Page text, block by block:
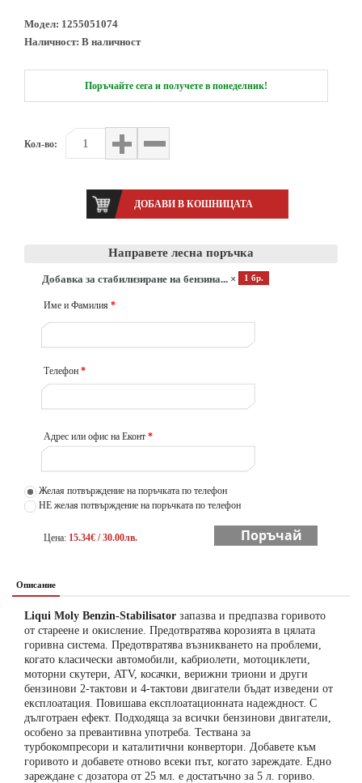
Модел: 1255051074
Наличност: В наличност
Поръчайте сега и получете в понеделник!
Кол-во:
Направете лесна поръчка
Добавка за стабилизиране на бензина... × 1 бр.
Име и Фамилия *
Телефон *
Адрес или офис на Еконт *
Желая потвърждение на поръчката по телефон
НЕ желая потвърждение на поръчката по телефон
Цена: 15.34€ / 30.00лв. Поръчай
Описание
Liqui Moly Benzin-Stabilisator запазва и предпазва горивото
от стареене и окисление. Предотвратява корозията в цялата
горивна система. Предотвратява възникването на проблеми,
когато класически автомобили, кабриолети, мотоциклети,
моторни скутери, ATV, косачки, верижни триони и други
бензинови 2-тактови и 4-тактови двигатели бъдат изведени от
експлоатация. Повишава експлоатационната надеждност. С
дълготраен ефект. Подходяща за всички бензинови двигатели,
особено за превантивна употреба. Тествана за
турбокомпресори и каталитични конвертори. Добавете към
горивото и добавете отново всеки път, когато зареждате. Едно
зареждане с дозатора от 25 мл. е достатъчно за 5 л. гориво.